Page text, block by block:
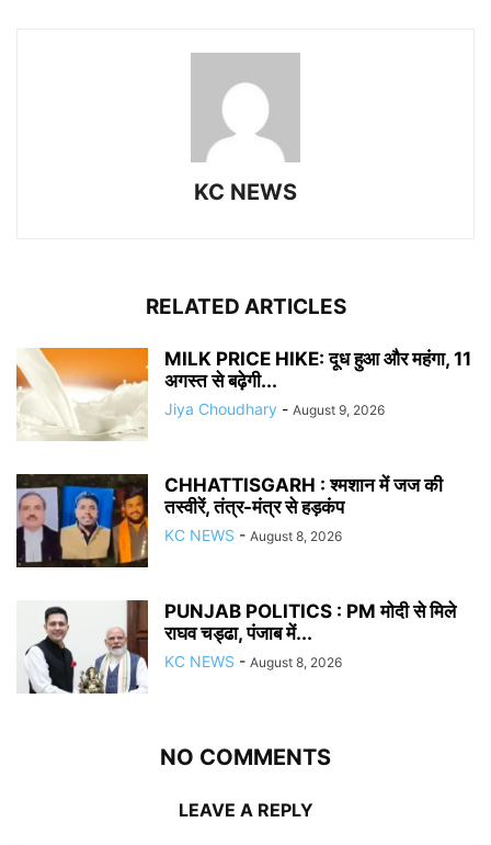
KC NEWS
RELATED ARTICLES
MILK PRICE HIKE: दूध हुआ और महंगा, 11
अगस्त से बढ़ेगी...
Jiya Choudhary - August 9, 2026
CHHATTISGARH : श्मशान में जज की
तस्वीरें, तंत्र-मंत्र से हड़कंप
KC NEWS - August 8, 2026
PUNJAB POLITICS : PM मोदी से मिले
राघव चड्ढा, पंजाब में...
KC NEWS - August 8, 2026
NO COMMENTS
LEAVE A REPLY